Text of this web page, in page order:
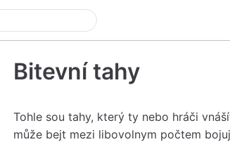
Bitevní tahy
Tohle sou tahy, který ty nebo hráči
může bejt mezi libovolnym počtem